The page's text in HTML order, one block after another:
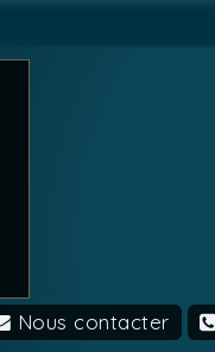
Nous contacter